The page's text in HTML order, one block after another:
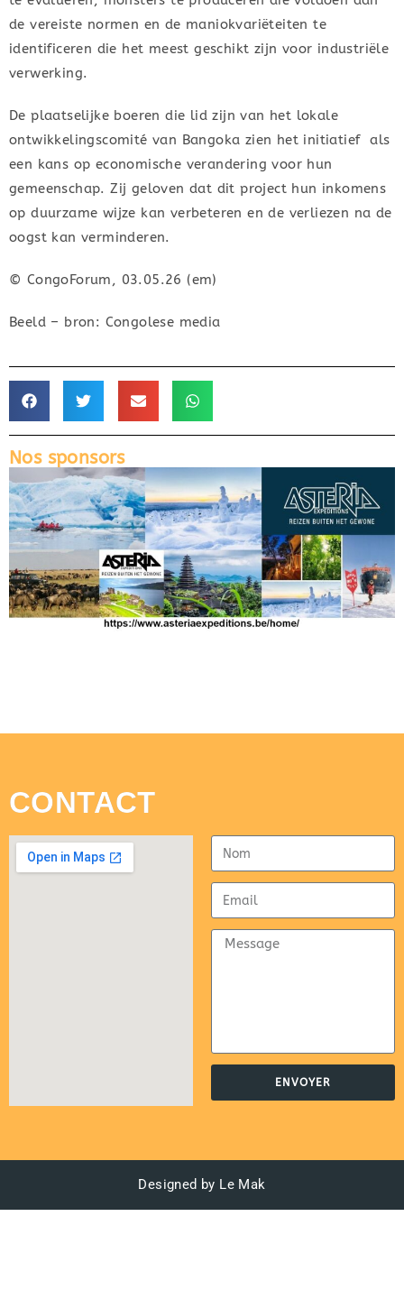
de vereiste normen en de maniokvariëteiten te
identificeren die het meest geschikt zijn voor industriële
verwerking.
De plaatselijke boeren die lid zijn van het lokale
ontwikkelingscomité van Bangoka zien het initiatief als
een kans op economische verandering voor hun
gemeenschap. Zij geloven dat dit project hun inkomens
op duurzame wijze kan verbeteren en de verliezen na de
oogst kan verminderen.
© CongoForum, 03.05.26 (em)
Beeld – bron: Congolese media
Nos sponsors
CONTACT
ENVOYER
Designed by Le Mak